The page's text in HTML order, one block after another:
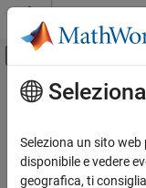
Vai al contenuto
Attiva/
Pagina iniziale della
Contenuto principale
Seleziona un sito
disponibile e vedere
geografica, ti